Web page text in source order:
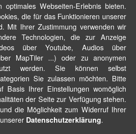
Webseiten-Erlebnis bieten.
die für das Funktionieren unserer
Mit Ihrer Zustimmung verwenden wir
Technologien, die zur Anzeige
über Youtube, Audios über
MapTiler ...) oder zu anonymen
werden. Sie können selbst
Sie zulassen möchten. Bitte
Basis Ihrer Einstellungen womöglich
der Seite zur Verfügung stehen.
die Möglichkeit zum Widerruf Ihrer
Datenschutzerklärung.